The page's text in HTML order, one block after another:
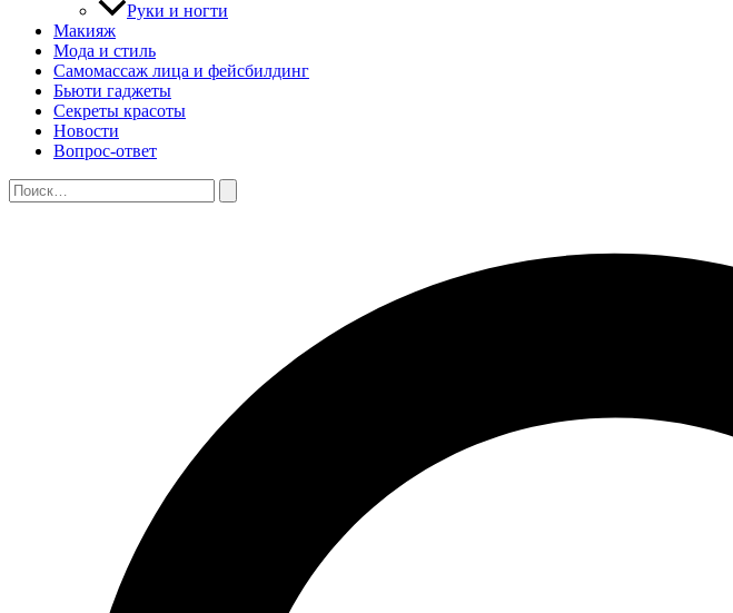
Руки и ногти
Макияж
Мода и стиль
Самомассаж лица и фейсбилдинг
Бьюти гаджеты
Секреты красоты
Новости
Вопрос-ответ
Поиск: